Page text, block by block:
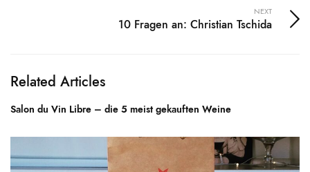
NEXT
10 Fragen an: Christian Tschida
Related Articles
Salon du Vin Libre – die 5 meist gekauften Weine